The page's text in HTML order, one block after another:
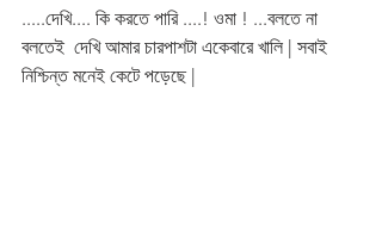
.....দেখি.... কি করতে পারি ....! ওমা ! ...বলতে না
বলতেই  দেখি আমার চারপাশটা একেবারে খালি | সবাই
নিশ্চিন্ত মনেই কেটে পড়েছে |